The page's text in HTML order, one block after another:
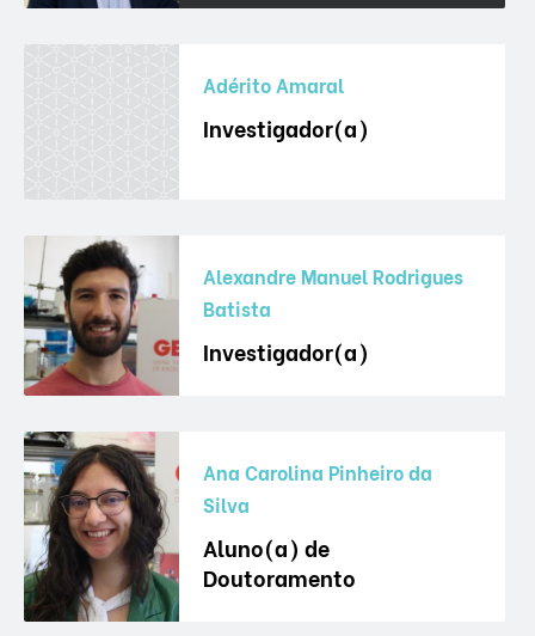
Adérito Amaral
Investigador(a)
Alexandre Manuel Rodrigues
Batista
Investigador(a)
Ana Carolina Pinheiro da
Silva
Aluno(a) de
Doutoramento